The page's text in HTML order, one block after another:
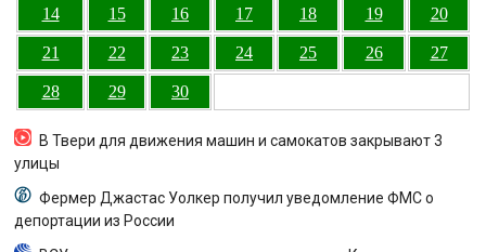
14 15 16 17 18 19 20
21 22 23 24 25 26 27
28 29 30
В Твери для движения машин и самокатов закрывают 3
улицы
Фермер Джастас Уолкер получил уведомление ФМС о
депортации из России